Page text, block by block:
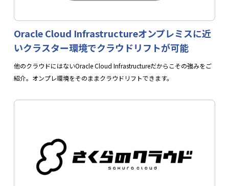
Oracle Cloud Infrastructureオンプレミスに近
いクラスター環境でクラウドリフトが可能
他のクラウドにはないOracle Cloud Infrastructureだからこその強みをご
紹介。オンプレ環境をそのままクラウドリフトできます。